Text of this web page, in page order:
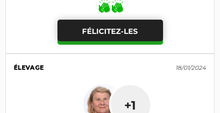
FÉLICITEZ-LES
ÉLEVAGE 18/01/2024
+1